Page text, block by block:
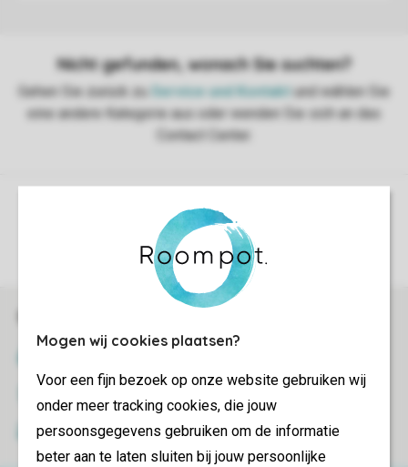
Mogen wij cookies plaatsen?
Voor een fijn bezoek op onze website gebruiken wij
onder meer tracking cookies, die jouw
persoonsgegevens gebruiken om de informatie
beter aan te laten sluiten bij jouw persoonlijke
Sicherstellung Deiner Privatsphäre
Weitere Informationen und Einstellungen
Sicheres Bezahlen